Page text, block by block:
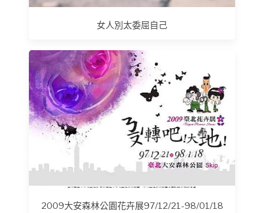
女人別太委屈自己
2009大安森林公園花卉展97/12/21-98/01/18